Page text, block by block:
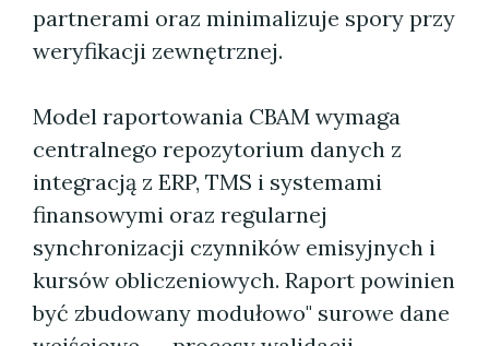
partnerami oraz minimalizuje spory przy
weryfikacji zewnętrznej.
Model raportowania CBAM wymaga
centralnego repozytorium danych z
integracją z ERP, TMS i systemami
finansowymi oraz regularnej
synchronizacji czynników emisyjnych i
kursów obliczeniowych. Raport powinien
być zbudowany modułowo" surowe dane